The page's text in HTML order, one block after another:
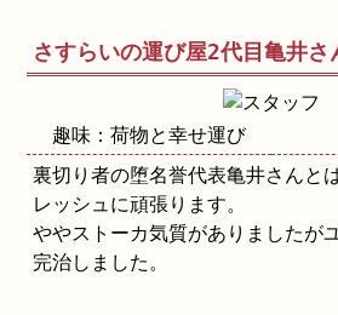
さすらいの運び屋2代目亀井さ
趣味：荷物と幸せ運び
裏切り者の堕名誉代表亀井さんと
レッシュに頑張ります。
ややストーカ気質がありましたが
完治しました。